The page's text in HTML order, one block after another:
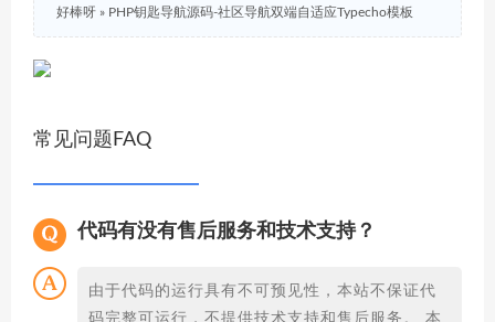
好棒呀 » PHP钥匙导航源码-社区导航双端自适应Typecho模板
常见问题FAQ
代码有没有售后服务和技术支持？
由于代码的运行具有不可预见性，本站不保证代
码完整可运行，不提供技术支持和售后服务。 本